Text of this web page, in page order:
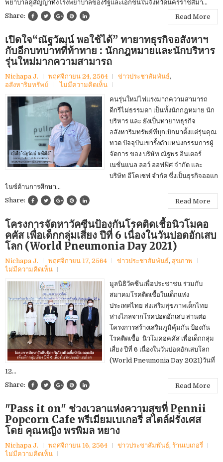
พยาบาลคู่สัญญาทั้งโรงพยาบาลของรัฐและเอกชนในจังหวัดนครราชสีมา...
Share:
Read More
เปิดใจ“ณัฐวัฒน์ พอใช้ได้” ทายาทธุรกิจอสังหาฯ
กับอีกบทบาทที่ท้าทาย : นักกฎหมายและนักบริหาร
รุ่นใหม่มากความสามารถ
Nichapa J. พฤศจิกายน 24, 2564 ข่าวประชาสัมพันธ์,
อสังหาริมทรัพย์
ไม่มีความคิดเห็น
คนรุ่นใหม่ไฟแรงมากความสามารถ
ดีกรีไม่ธรรมดา เป็นทั้งนักกฎหมาย นัก
บริหาร และ ยังเป็นทายาทธุรกิจ
อสังหาริมทรัพย์ที่บุกเบิกมาตั้งแต่รุ่นคุณ
ทวด ปัจจุบันเขารั้งตำแหน่งกรรมการผู้
จัดการ ของ บริษัท ณัฐพร อินเตอร์
เนชั่นแนล ลอว์ ออฟฟิศ จำกัด และ
บริษัท อีโคเซฟ จำกัด ซึ่งเป็นธุรกิจออแก
ไนซ์ด้านการศึกษา...
Share:
Read More
โครงการจัดหาวัคซีนป้องกันโรคติดเชื้อนิวโมคอ
คคัส เพื่อเด็กกลุ่มเสี่ยง ปีที่ 6 เนื่องในวันปอดอักเสบ
โลก (World Pneumonia Day 2021)
Nichapa J. พฤศจิกายน 17, 2564 ข่าวประชาสัมพันธ์, สุขภาพ
ไม่มีความคิดเห็น
มูลนิธิวัคซีนเพื่อประชาชน ร่วมกับ
สมาคมโรคติดเชื้อในเด็กแห่ง
ประเทศไทย ส่งเสริมสุขภาพเด็กไทย
ห่างไกลจากโรคปอดอักเสบ สานต่อ
โครงการสร้างเสริมภูมิคุ้มกัน ป้องกัน
โรคติดเชื้อ นิวโมคอคคัส เพื่อเด็กกลุ่ม
เสี่ยง ปีที่ 6 เนื่องในวันปอดอักเสบโลก
(World Pneumonia Day 2021)วันที่
12...
Share:
Read More
"Pass it on" ​ช่วงเวลาแห่งความสุขที่ Pennii
Popcorn Cafe พรีเมียม​เบเกอรี่​ สไตล์ฝรั่งเศส​
โดย คุณหญิง พรพิมล หยาง
Nichapa J. พฤศจิกายน 16, 2564 ข่าวประชาสัมพันธ์, ร้านเบเกอรี่
ไม่มีความคิดเห็น